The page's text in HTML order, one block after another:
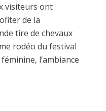
visiteurs ont
de la
tire de chevaux
rodéo du festival
l’ambiance